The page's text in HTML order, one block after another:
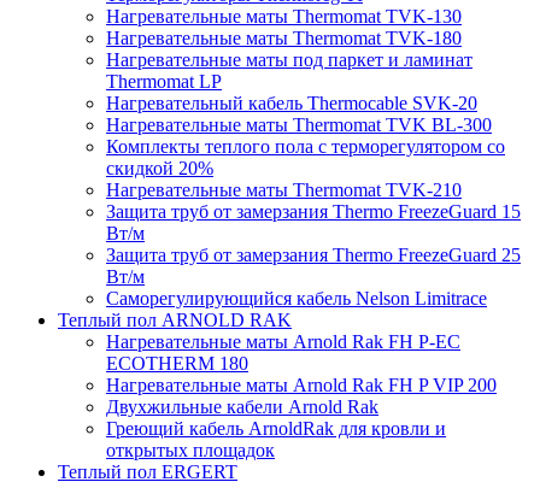
Нагревательные маты Thermomat TVK-130
Нагревательные маты Thermomat TVK-180
Нагревательные маты под паркет и ламинат
Thermomat LP
Нагревательный кабель Thermocable SVK-20
Нагревательные маты Thermomat TVK BL-300
Комплекты теплого пола с терморегулятором со
скидкой 20%
Нагревательные маты Thermomat TVK-210
Защита труб от замерзания Thermo FreezeGuard 15
Вт/м
Защита труб от замерзания Thermo FreezeGuard 25
Вт/м
Саморегулирующийся кабель Nelson Limitrace
Теплый пол ARNOLD RAK
Нагревательные маты Arnold Rak FH P-EC
ECOTHERM 180
Нагревательные маты Arnold Rak FH P VIP 200
Двухжильные кабели Arnold Rak
Греющий кабель ArnoldRak для кровли и
открытых площадок
Теплый пол ERGERT